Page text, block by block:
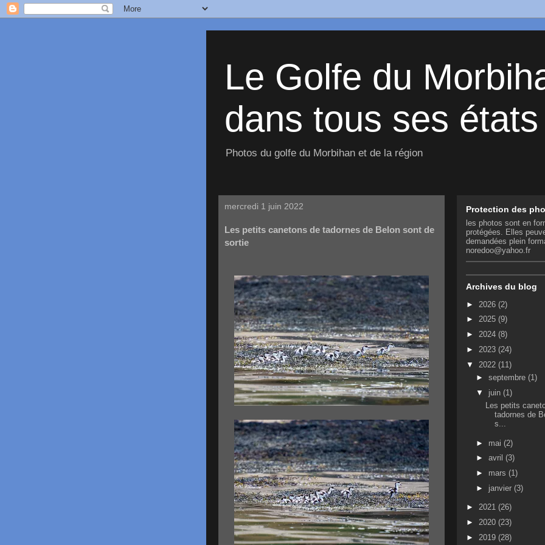
Le Golfe du
dans tous ses états
Photos du golfe du Morbihan et de la région
mercredi 1 juin 2022
Les petits canetons de tadornes de Belon sont de
sortie
Protection des
les photos sont en
protégées. Elles
demandées plein
noredoo@yahoo.fr
Archives du blog
► 2026 (2)
► 2025 (9)
► 2024 (8)
► 2023 (24)
▼ 2022 (11)
► septembre (1)
▼ juin (1)
Les petits
tadornes de
s...
► mai (2)
► avril (3)
► mars (1)
► janvier (3)
► 2021 (26)
► 2020 (23)
► 2019 (28)